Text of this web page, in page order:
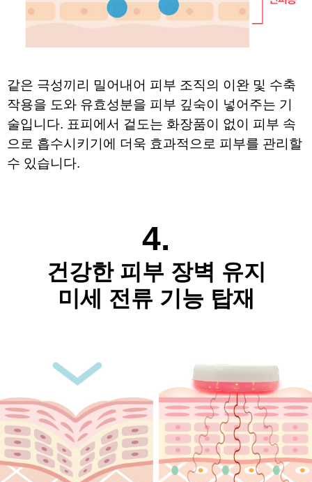
같은 극성끼리 밀어내어 피부 조직의 이완 및 수축
작용을 도와 유효성분을 피부 깊숙이 넣어주는 기
술입니다. 표피에서 겉도는 화장품이 없이 피부 속
으로 흡수시키기에 더욱 효과적으로 피부를 관리할
수 있습니다.
4.
건강한 피부 장벽 유지
미세 전류 기능 탑재